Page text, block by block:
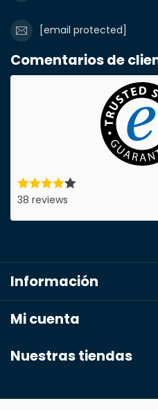
[email protected]
Comentarios de
38 reviews
Información
Mi cuenta
Nuestras tiendas